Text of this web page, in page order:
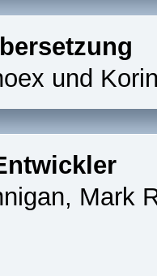
und
Mark